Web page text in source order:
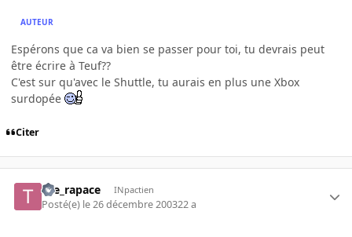
AUTEUR
Espérons que ca va bien se passer pour toi, tu devrais peut
être écrire à Teuf??
C'est sur qu'avec le Shuttle, tu aurais en plus une Xbox
surdopée
Citer
the_rapace INpactien
Posté(e) le 26 décembre 200322 a